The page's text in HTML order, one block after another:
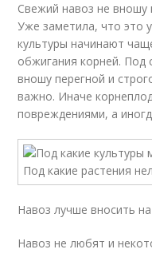
Свежий навоз не вношу
Уже заметила, что это
культуры начинают
обжигания корней. Под
вношу перегной и
важно. Иначе
повреждениями, а
Навоз лучше вносить
Навоз не любят и